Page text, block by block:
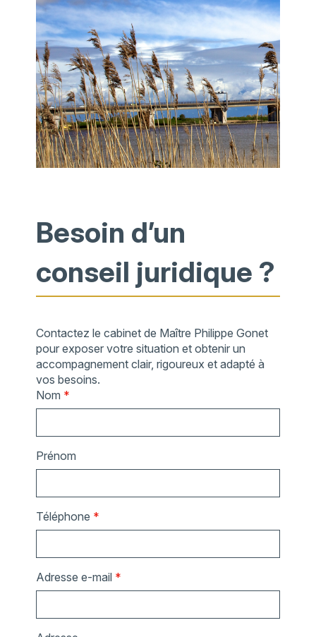
Besoin d’un
conseil juridique ?
Contactez le cabinet de Maître Philippe Gonet
pour exposer votre situation et obtenir un
accompagnement clair, rigoureux et adapté à
vos besoins.
Nom *
Prénom
Téléphone *
Adresse e-mail *